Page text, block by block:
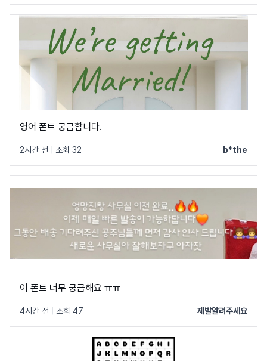
영어 폰트 궁금합니다.
2시간 전 조회 32 b*the
이 폰트 너무 궁금해요 ㅠㅠ
4시간 전 조회 47 제발알려주세요